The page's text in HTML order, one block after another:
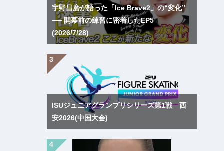
宇野昌磨が語った「Ice Brave2」の“変化”
── 開幕前の練習に密着したEP5
(2026/7/28)
ISUジュニアグランプリシリーズ第1戦 西
安2026(中国大会)